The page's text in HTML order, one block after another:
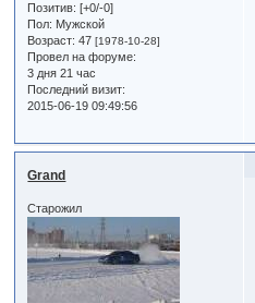
Позитив: [+0/-0]
Пол: Мужской
Возраст: 47[1978-10-28]
Провел на форуме:
3 дня 21 час
Последний визит:
2015-06-19 09:49:56
Grand
Старожил